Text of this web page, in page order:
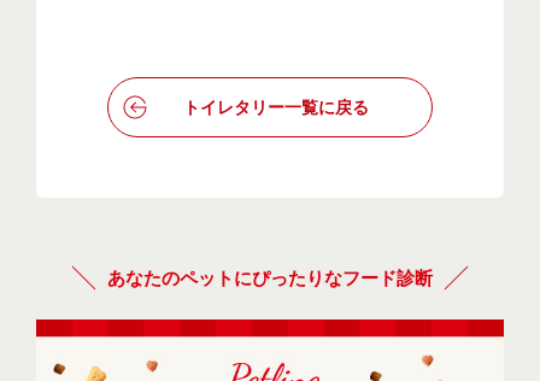
トイレタリー一覧に戻る
あなたのペットにぴったりなフード診断